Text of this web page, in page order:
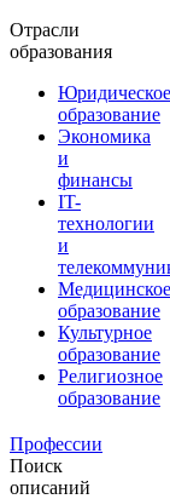
Отрасли
образования
Юридическое
образование
Экономика
и
финансы
IT-
технологии
и
Медицинское
образование
Культурное
образование
Религиозное
образование
Профессии
Поиск
описаний